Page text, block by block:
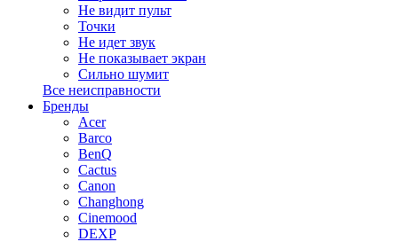
Не видит пульт
Точки
Не идет звук
Не показывает экран
Сильно шумит
Все неисправности
Бренды
Acer
Barco
BenQ
Cactus
Canon
Changhong
Cinemood
DEXP